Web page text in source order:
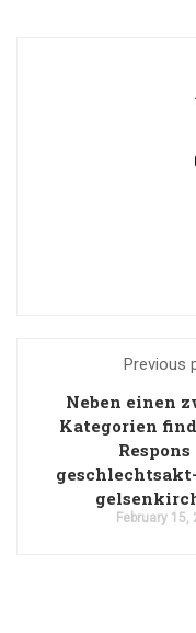
Previous
Neben einen
Kategorien
February 15,